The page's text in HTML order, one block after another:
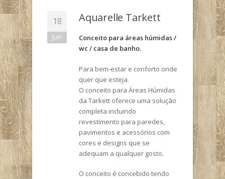
18
Jun
Aquarelle Tarkett
Conceito para áreas húmidas /
wc / casa de banho.
Para bem-estar e conforto onde
quer que esteja.
O conceito para Áreas Húmidas
da Tarkett oferece uma solução
completa incluindo
revestimento para paredes,
pavimentos e acessórios com
cores e designs que se
adequam a qualquer gosto.
O conceito é concebido tendo